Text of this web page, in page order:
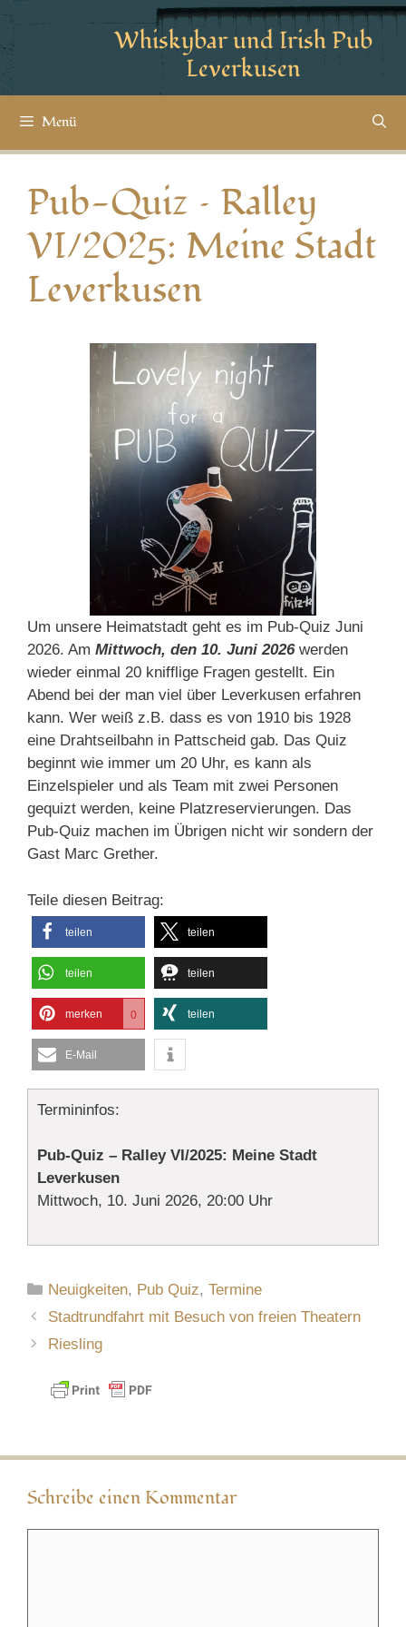
Whiskybar und Irish Pub
Leverkusen
Menü
Pub-Quiz – Ralley
VI/2025: Meine Stadt
Leverkusen
Um unsere Heimatstadt geht es im Pub-Quiz Juni
2026. Am Mittwoch, den 10. Juni 2026werden
wieder einmal 20 knifflige Fragen gestellt. Ein
Abend bei der man viel über Leverkusen erfahren
kann. Wer weiß z.B. dass es von 1910 bis 1928
eine Drahtseilbahn in Pattscheid gab. Das Quiz
beginnt wie immer um 20 Uhr, es kann als
Einzelspieler und als Team mit zwei Personen
gequizt werden, keine Platzreservierungen. Das
Pub-Quiz machen im Übrigen nicht wir sondern der
Gast Marc Grether.
Teile diesen Beitrag:
teilen teilen
teilen teilen
merken 0 teilen
E-Mail
Termininfos:
Pub-Quiz – Ralley VI/2025: Meine Stadt
Leverkusen
Mittwoch, 10. Juni 2026, 20:00 Uhr
Kategorien
Neuigkeiten, Pub Quiz,Termine
Stadtrundfahrt mit Besuch von freien Theatern
Riesling
Schreibe einen Kommentar